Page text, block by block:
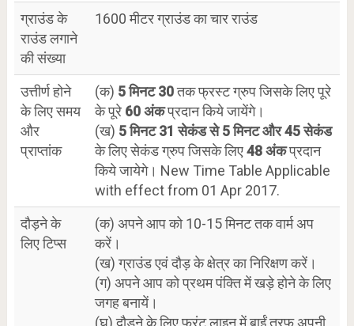
ग्राउंड के
राउंड लगाने
की संख्या
1600 मीटर ग्राउंड का चार राउंड
उत्तीर्ण होने
के लिए समय
और
प्राप्तांक
(क) 5 मिनट 30तक फ्रस्ट ग्रुप जिसके लिए पूरे
के पूरे 60 अंकप्रदान किये जायेंगे।
(ख) 5 मिनट 31 सेकंड से 5 मिनट और 45 सेकंड
के लिए सेकंड ग्रुप जिसके लिए48 अंकप्रदान
किये जायेगे। New Time Table Applicable
with effect from 01 Apr 2017.
दौड़ने के
लिए टिप्स
(क) अपने आप को 10-15 मिनट तक वार्म अप
करें।
(ख) ग्राउंड एवं दौड़ के क्षेत्र का निरिक्षण करें।
(ग) अपने आप को प्रथम पंक्ति में खड़े होने के लिए
जगह बनायें।